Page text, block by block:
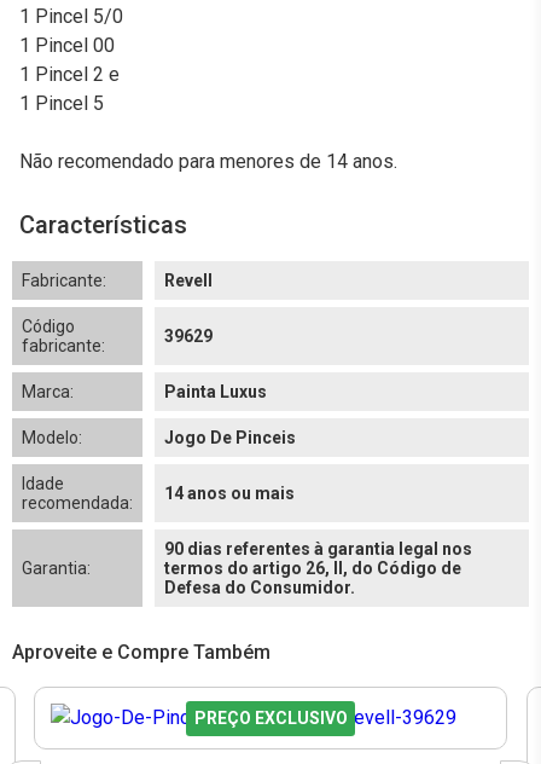
1 Pincel 5/0
1 Pincel 00
1 Pincel 2 e
1 Pincel 5
Não recomendado para menores de 14 anos.
Características
Fabricante: Revell
Código
fabricante:
39629
Marca: Painta Luxus
Modelo: Jogo De Pinceis
Idade
recomendada:
14 anos ou mais
Garantia:
90 dias referentes à garantia legal nos
termos do artigo 26, II, do Código de
Defesa do Consumidor.
Aproveite e Compre Também
PREÇO EXCLUSIVO